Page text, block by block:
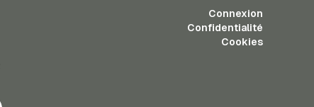
Connexion
Confidentialité
Cookies